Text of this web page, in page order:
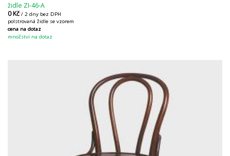
židle ZI-46-A
0Kč / 2 dny bez DPH
polstrovaná židle se vzorem
cena na dotaz
množství na dotaz